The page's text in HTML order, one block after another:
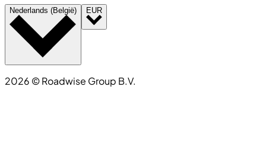
Nederlands (België) EUR
2026 ©Roadwise Group B.V.